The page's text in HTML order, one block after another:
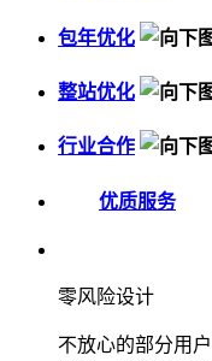
包年优化
整站优化
行业合作
优质服务
零风险设计
不放心的部分用